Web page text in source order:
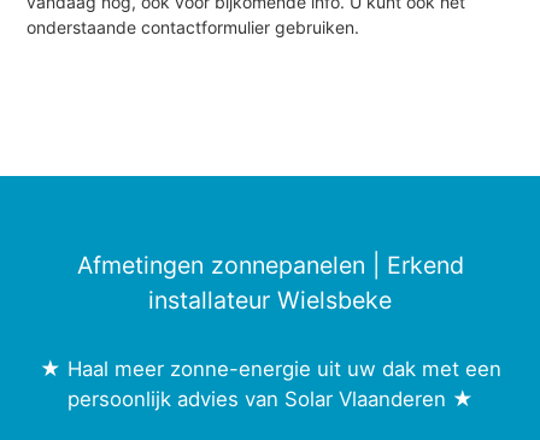
onderstaande contactformulier gebruiken.
Afmetingen zonnepanelen | Erkend
installateur Wielsbeke
★ Haal meer zonne-energie uit uw dak met een
persoonlijk advies van Solar Vlaanderen ★